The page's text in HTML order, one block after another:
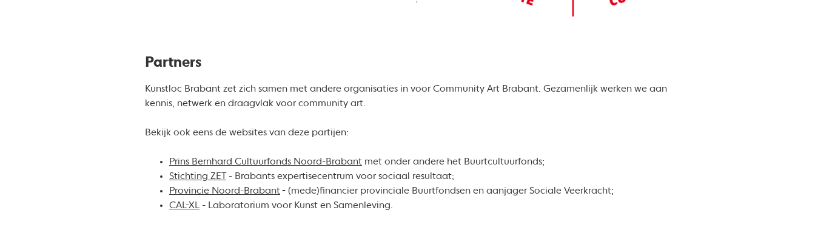
Partners
Kunstloc Brabant zet zich samen met andere organisaties in voor Community Art Brabant. Gezamenlijk werken we aan
kennis, netwerk en draagvlak voor community art.
Bekijk ook eens de websites van deze partijen:
Prins Bernhard Cultuurfonds Noord-Brabant met onder andere het Buurtcultuurfonds;
Stichting ZET
- Brabants expertisecentrum voor sociaal resultaat;
Provincie Noord-Brabant- (mede)financier provinciale Buurtfondsen en aanjager Sociale Veerkracht;
CAL-XL - Laboratorium voor Kunst en Samenleving.